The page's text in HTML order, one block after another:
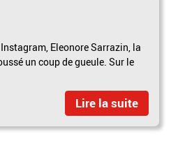
Eleonore Sarrazin, la
un coup de gueule. Sur le
Lire la suite